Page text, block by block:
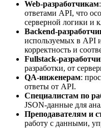
Web-разработчикам
ответами API, что
серверной логики и
Backend-
используемых в API
корректность и
Fullstack-
разработки, от
QA-инженерам:
ответы от API.
Специалистам по
JSON-данные для
Преподавателям и
работу с данными,